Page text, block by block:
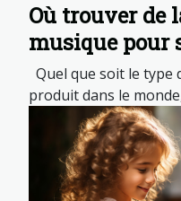
Où trouver de
musique pour
Quel que soit le type
produit dans le